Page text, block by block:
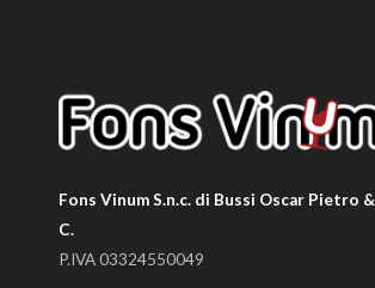
Fons Vinum S.n.c. di Bussi Oscar Pietro &
C.
P.IVA 03324550049